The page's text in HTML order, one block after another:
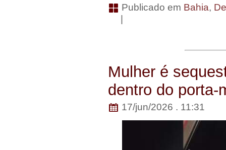
Publicado em Bahia,
|
Mulher é
dentro do porta-
17/jun/2026 . 11:31